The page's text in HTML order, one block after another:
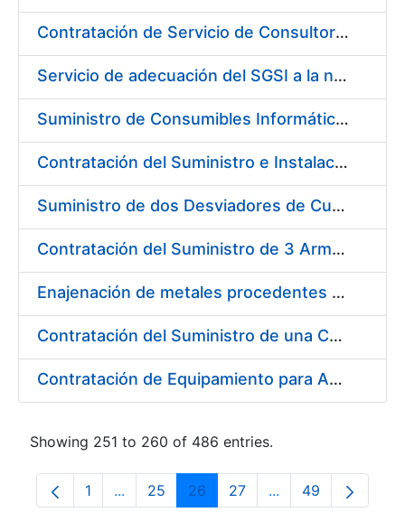
Show/Hide
Contratación de Servicio de Consultoría para Implantación por Fases de un Sistema de Gestión del Ciclo de Vida de las Aplicaciones en el Área de Desarrollo de CERES (Fase 1)
Servicio de adecuación del SGSI a la norma UNE-ISO/IEC 27001:2014
Suministro de Consumibles Informáticos (Cartuchos de Tinta y Tóner)
Contratación del Suministro e Instalación de una Impresora Industrial para papel en pliego y dato variable
Suministro de dos Desviadores de Cuerdas para la nueva Máquina de Papel de la Fábrica de Papel de Seguridad de Burgos
Contratación del Suministro de 3 Armarios Inteligentes para Gestión de Llaves
Enajenación de metales procedentes de desmonetización (9 lotes)
Contratación del Suministro de una Carretilla Eléctrica Contrapesada
Contratación de Equipamiento para Ampliación de Infraestructura de Entorno de Digitalización
Showing 251 to 260 of 486 entries.
Page
1 ...Intermediate Pages Use TAB to navigate.
Page
25 Page
26 Page
27 ...Intermediate
Page
49